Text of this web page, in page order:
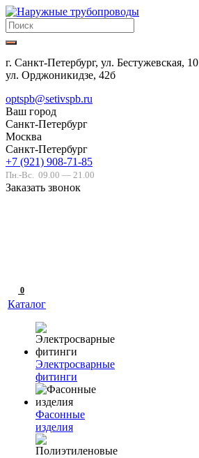
г. Санкт-Петербург, ул. Бестужевская, 10
ул. Орджоникидзе, 42б
optspb@setivspb.ru
Ваш город
Санкт-Петербург
Москва
Санкт-Петербург
+7 (921) 908-71-85
Пн.-Вс. 09.00 — 21.00
Заказать звонок
0
Каталог
Электросварные
фитинги
Фасонные
изделия